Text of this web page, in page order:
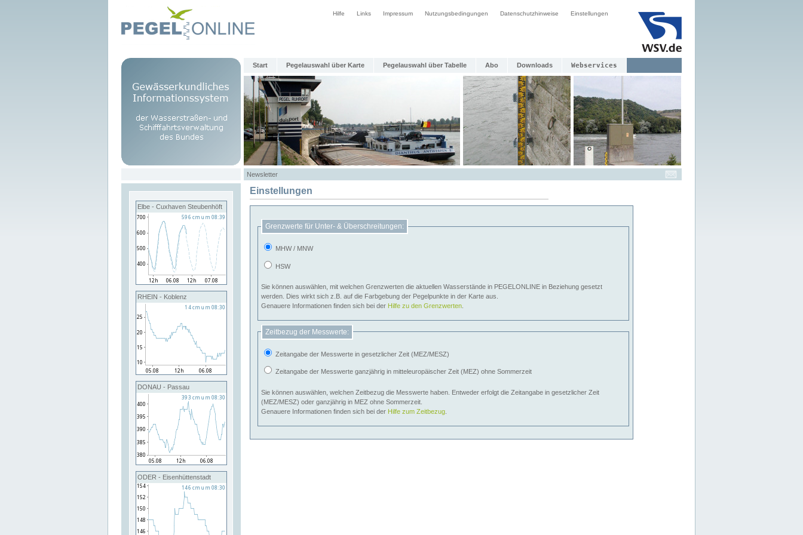
Hilfe Links Impressum Nutzungsbedingungen Datenschutzhinweise Einstellungen
Start Pegelauswahl über Karte Pegelauswahl über Tabelle Abo Downloads Webservices
Newsletter
Elbe - Cuxhaven Steubenhöft
RHEIN - Koblenz
DONAU - Passau
ODER - Eisenhüttenstadt
Einstellungen
Grenzwerte für Unter- & Überschreitungen:
MHW / MNW
HSW
Sie können auswählen, mit welchen Grenzwerten die aktuellen Wasserstände in PEGELONLINE in Beziehung gesetzt
werden. Dies wirkt sich z.B. auf die Farbgebung der Pegelpunkte in der Karte aus.
Genauere Informationen finden sich bei der Hilfe zu den Grenzwerten
Zeitbezug der Messwerte:
Zeitangabe der Messwerte in gesetzlicher Zeit (MEZ/MESZ)
Zeitangabe der Messwerte ganzjährig in mitteleuropäischer Zeit (MEZ) ohne Sommerzeit
Sie können auswählen, welchen Zeitbezug die Messwerte haben. Entweder erfolgt die Zeitangabe in gesetzlicher Zeit
(MEZ/MESZ) oder ganzjährig in MEZ ohne Sommerzeit.
Genauere Informationen finden sich bei der Hilfe zum Zeitbezug